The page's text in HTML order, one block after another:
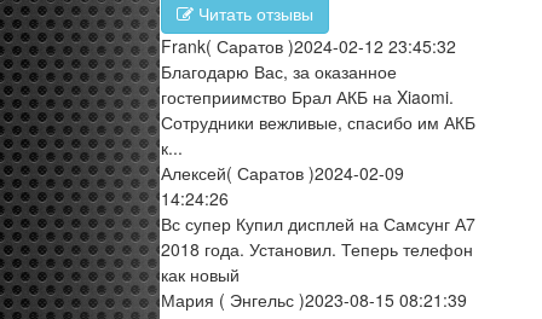
Читать отзывы
Frank( Саратов )2024-02-12 23:45:32
Благодарю Вас, за оказанное
гостеприимство Брал АКБ на Xiaomi.
Сотрудники вежливые, спасибо им АКБ
к...
Алексей( Саратов )2024-02-09
14:24:26
Вс супер Купил дисплей на Самсунг А7
2018 года. Установил. Теперь телефон
как новый
Мария ( Энгельс )2023-08-15 08:21:39